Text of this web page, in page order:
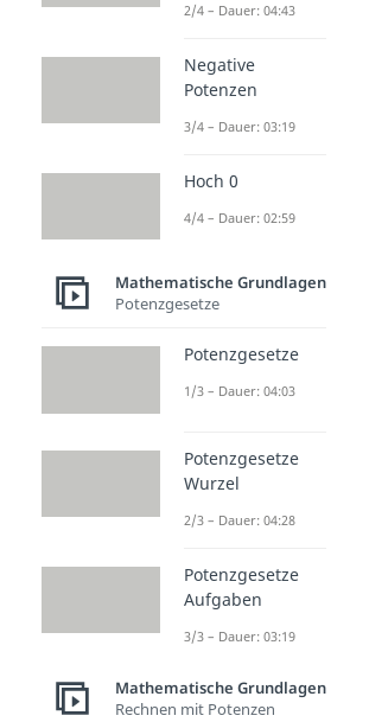
2/4 – Dauer: 04:43
Negative
Potenzen
3/4 – Dauer: 03:19
Hoch 0
4/4 – Dauer: 02:59
Mathematische Grundlagen
Potenzgesetze
Potenzgesetze
1/3 – Dauer: 04:03
Potenzgesetze
Wurzel
2/3 – Dauer: 04:28
Potenzgesetze
Aufgaben
3/3 – Dauer: 03:19
Mathematische Grundlagen
Rechnen mit Potenzen